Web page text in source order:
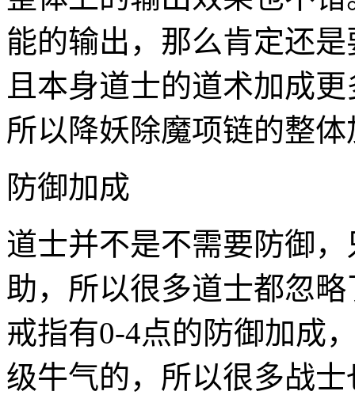
能的输出，那么肯定还
且本身道士的道术加成
所以降妖除魔项链的整
防御加成
道士并不是不需要防御
助，所以很多道士都忽
戒指有0-4点的防御加成
级牛气的，所以很多战